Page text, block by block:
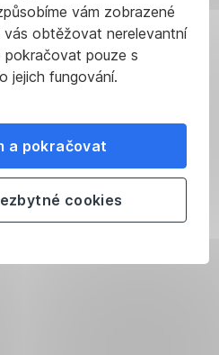
vám zobrazené
vás obtěžovat nerelevantní
pouze s
jejich fungování.
a pokračovat
cookies